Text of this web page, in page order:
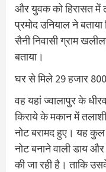
और युवक को हिरासत
प्रमोद उनियाल ने
सैनी निवासी ग्राम
बताया।
घर से मिले 29 हजार
वह यहां ज्वालापुर के
किराये के मकान में
नोट बरामद हुए। यह
नोट बनाने वाली डाय
की जा रही है। ताकि